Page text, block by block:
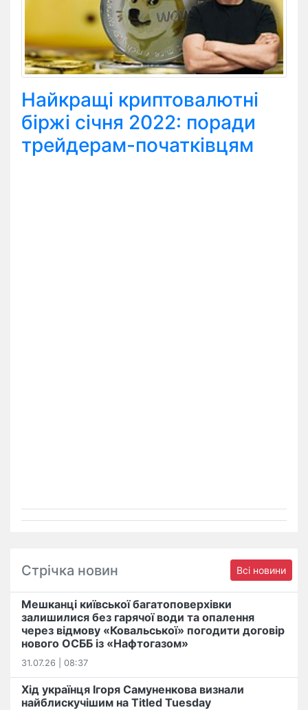
Найкращі криптовалютні
біржі січня 2022: поради
трейдерам-початківцям
Стрічка новин Всі новини
Мешканці київської багатоповерхівки
залишилися без гарячої води та опалення
через відмову «Ковальської» погодити договір
нового ОСББ із «Нафтогазом»
31.07.26 | 08:37
Хід українця Ігоря Самуненкова визнали
найблискучішим на Titled Tuesday